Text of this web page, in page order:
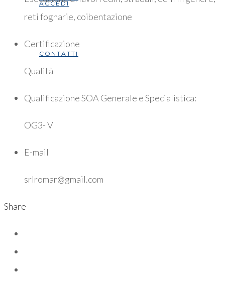
ACCEDI
CONTATTI
reti fognarie, coibentazione
Certificazione
Qualità
Qualificazione SOA Generale e Specialistica:
OG3- V
E-mail
srlromar@gmail.com
Share